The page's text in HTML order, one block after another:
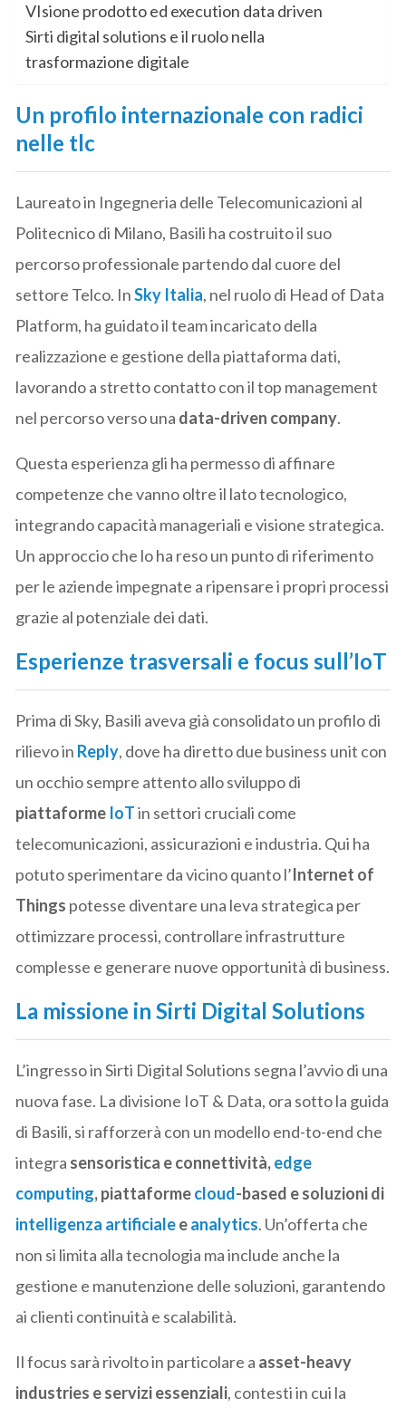
VIsione prodotto ed execution data driven
Sirti digital solutions e il ruolo nella
trasformazione digitale
Un profilo internazionale con radici
nelle tlc
Laureato in Ingegneria delle Telecomunicazioni al
Politecnico di Milano, Basili ha costruito il suo
percorso professionale partendo dal cuore del
settore Telco. InSky Italia, nel ruolo di Head of Data
Platform, ha guidato il team incaricato della
realizzazione e gestione della piattaforma dati,
lavorando a stretto contatto con il top management
nel percorso verso una data-driven company.
Questa esperienza gli ha permesso di affinare
competenze che vanno oltre il lato tecnologico,
integrando capacità manageriali e visione strategica.
Un approccio che lo ha reso un punto di riferimento
per le aziende impegnate a ripensare i propri processi
grazie al potenziale dei dati.
Esperienze trasversali e focus sull’IoT
Prima di Sky, Basili aveva già consolidato un profilo di
rilievo in Reply, dove ha diretto due business unit con
un occhio sempre attento allo sviluppo di
piattaforme IoTin settori cruciali come
telecomunicazioni, assicurazioni e industria. Qui ha
potuto sperimentare da vicino quanto l’Internet of
Things potesse diventare una leva strategica per
ottimizzare processi, controllare infrastrutture
complesse e generare nuove opportunità di business.
La missione in Sirti Digital Solutions
L’ingresso in Sirti Digital Solutions segna l’avvio di una
nuova fase. La divisione IoT & Data, ora sotto la guida
di Basili, si rafforzerà con un modello end-to-end che
integra sensoristica e connettività,edge
computing, piattaformecloud-based e soluzioni di
intelligenza artificialeeanalytics. Un’offerta che
non si limita alla tecnologia ma include anche la
gestione e manutenzione delle soluzioni, garantendo
ai clienti continuità e scalabilità.
Il focus sarà rivolto in particolare a asset-heavy
industries e servizi essenziali, contesti in cui la